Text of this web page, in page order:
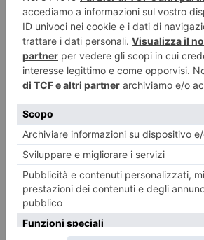
10 GIUGNO 2019
L’isola del libro
REDAZIONE IL TORINESE